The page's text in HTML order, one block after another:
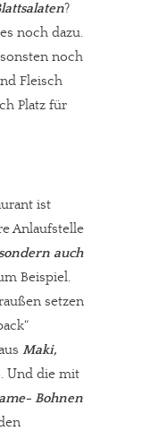
?
noch dazu.
noch
Fleisch
Platz für
ist
Anlaufstelle
auch
Beispiel.
setzen
Maki,
Und die mit
Bohnen